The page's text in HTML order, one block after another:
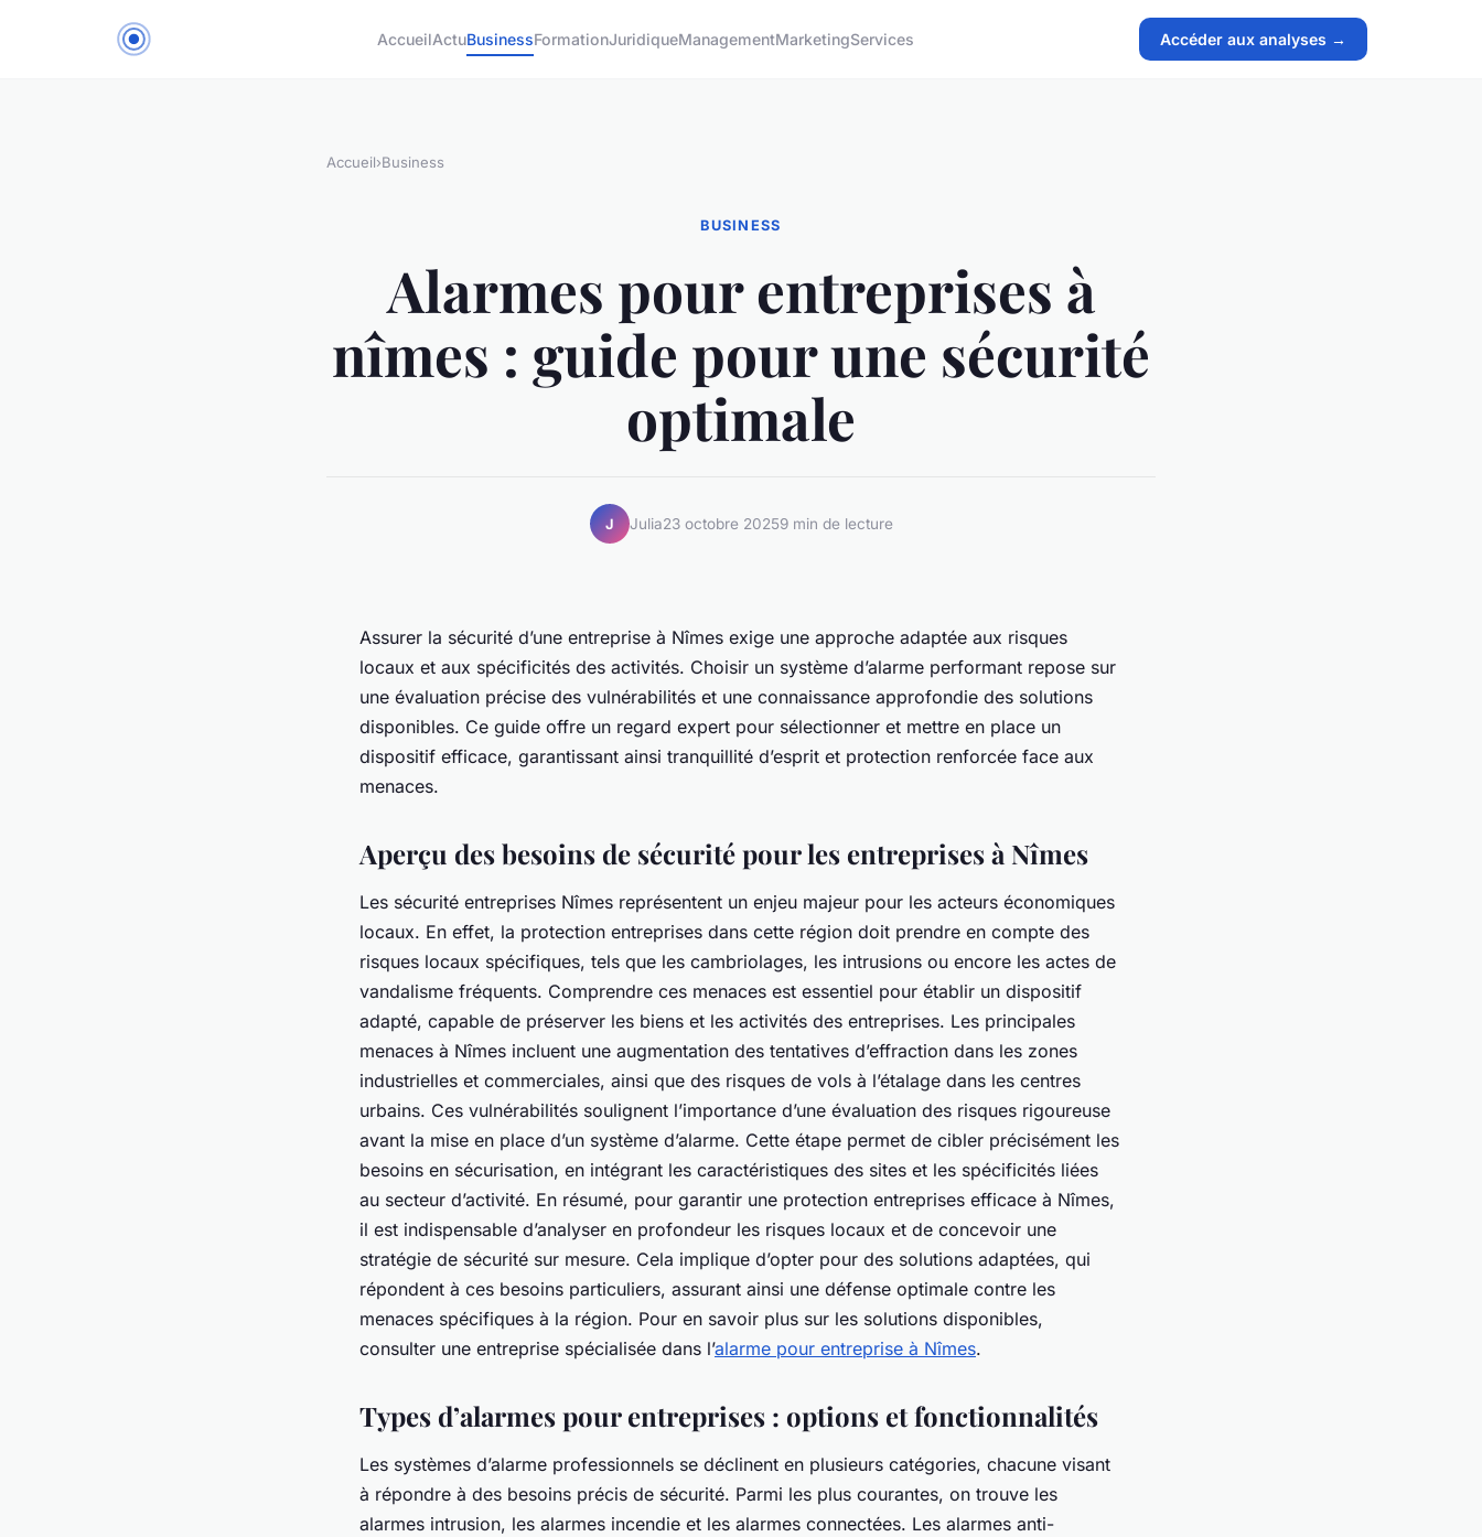
AccueilActuBusinessFormationJuridiqueManagementMarketingServices Accéder aux analyses →
Accueil›Business
BUSINESS
Alarmes pour entreprises à
nîmes : guide pour une sécurité
optimale
J Julia23 octobre 20259 min de lecture
Assurer la sécurité d’une entreprise à Nîmes exige une approche adaptée aux risques
locaux et aux spécificités des activités. Choisir un système d’alarme performant repose sur
une évaluation précise des vulnérabilités et une connaissance approfondie des solutions
disponibles. Ce guide offre un regard expert pour sélectionner et mettre en place un
dispositif efficace, garantissant ainsi tranquillité d’esprit et protection renforcée face aux
menaces.
Aperçu des besoins de sécurité pour les entreprises à Nîmes
Les sécurité entreprises Nîmes représentent un enjeu majeur pour les acteurs économiques
locaux. En effet, la protection entreprises dans cette région doit prendre en compte des
risques locaux spécifiques, tels que les cambriolages, les intrusions ou encore les actes de
vandalisme fréquents. Comprendre ces menaces est essentiel pour établir un dispositif
adapté, capable de préserver les biens et les activités des entreprises. Les principales
menaces à Nîmes incluent une augmentation des tentatives d’effraction dans les zones
industrielles et commerciales, ainsi que des risques de vols à l’étalage dans les centres
urbains. Ces vulnérabilités soulignent l’importance d’une évaluation des risques rigoureuse
avant la mise en place d’un système d’alarme. Cette étape permet de cibler précisément les
besoins en sécurisation, en intégrant les caractéristiques des sites et les spécificités liées
au secteur d’activité. En résumé, pour garantir une protection entreprises efficace à Nîmes,
il est indispensable d’analyser en profondeur les risques locaux et de concevoir une
stratégie de sécurité sur mesure. Cela implique d’opter pour des solutions adaptées, qui
répondent à ces besoins particuliers, assurant ainsi une défense optimale contre les
menaces spécifiques à la région. Pour en savoir plus sur les solutions disponibles,
consulter une entreprise spécialisée dans l’alarme pour entreprise à Nîmes.
Types d’alarmes pour entreprises : options et fonctionnalités
Les systèmes d’alarme professionnels se déclinent en plusieurs catégories, chacune visant
à répondre à des besoins précis de sécurité. Parmi les plus courantes, on trouve les
alarmes intrusion, les alarmes incendie et les alarmes connectées. Les alarmes anti-